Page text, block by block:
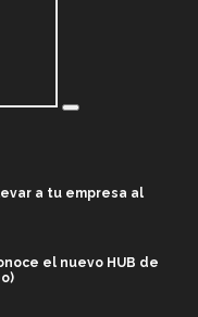
a tu empresa al
el nuevo HUB de